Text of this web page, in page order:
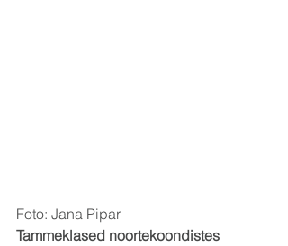
Foto: Jana Pipar
Tammeklased noortekoondistes